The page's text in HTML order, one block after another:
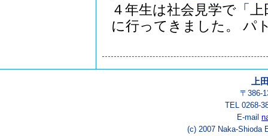
４年生は社会見学で「
に行ってきました。 パ
上
〒386-
TEL 0268-
E-mail
(c) 2007 Naka-Shioda